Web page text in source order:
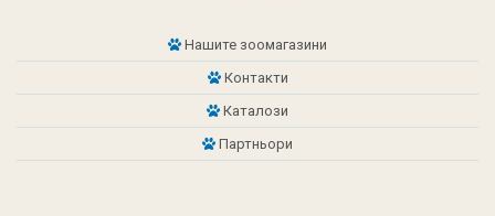
Нашите зоомагазини
Контакти
Каталози
Партньори